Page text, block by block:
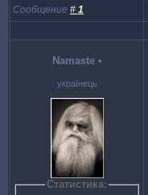
Сообщение # 1
Namaste •
українець
Статистика: